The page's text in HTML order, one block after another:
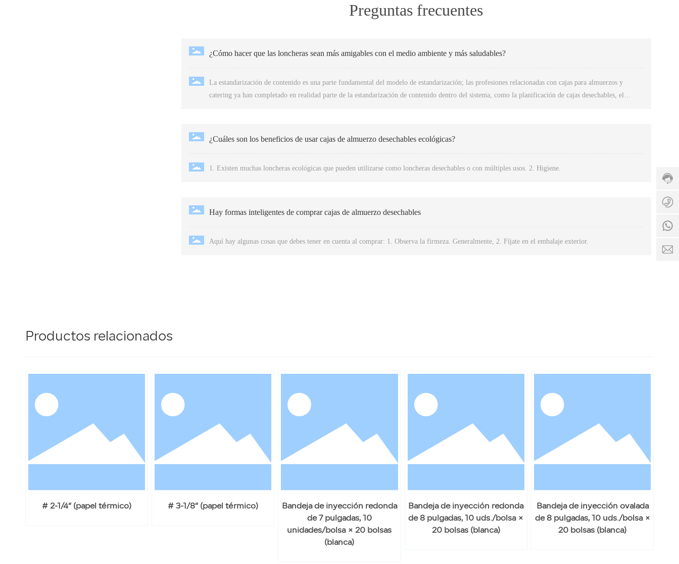
Preguntas frecuentes
¿Cómo hacer que las loncheras sean más amigables con el medio ambiente y más saludables?
La estandarización de contenido es una parte fundamental del modelo de estandarización; las profesiones relacionadas con cajas para almuerzos y
catering ya han completado en realidad parte de la estandarización de contenido dentro del sistema, como la planificación de cajas desechables, el
¿Cuáles son los beneficios de usar cajas de almuerzo desechables ecológicas?
1. Existen muchas loncheras ecológicas que pueden utilizarse como loncheras desechables o con múltiples usos. 2. Higiene.
Hay formas inteligentes de comprar cajas de almuerzo desechables
Aquí hay algunas cosas que debes tener en cuenta al comprar: 1. Observa la firmeza. Generalmente, 2. Fíjate en el embalaje exterior.
Productos relacionados
# 2-1/4” (papel térmico) # 3-1/8” (papel térmico)
Bandeja de inyección redonda
de 7 pulgadas, 10
unidades/bolsa × 20 bolsas
(blanca)
Bandeja de inyección redonda
de 8 pulgadas, 10 uds./bolsa ×
20 bolsas (blanca)
Bandeja de inyección ovalada
de 8 pulgadas, 10 uds./bolsa ×
20 bolsas (blanca)
de